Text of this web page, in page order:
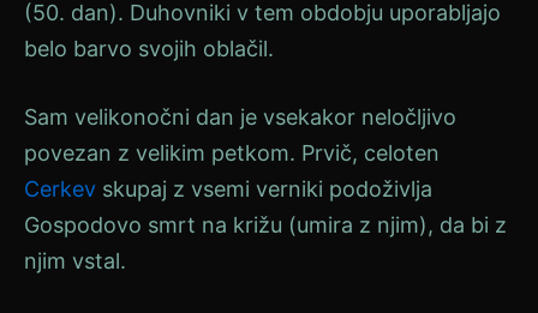
(50. dan). Duhovniki v tem obdobju uporabljajo
belo barvo svojih oblačil.
Sam velikonočni dan je vsekakor neločljivo
povezan z velikim petkom. Prvič, celoten
Cerkev skupaj z vsemi verniki podoživlja
Gospodovo smrt na križu (umira z njim), da bi z
njim vstal.